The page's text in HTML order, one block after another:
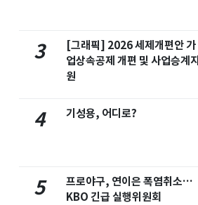
3
[그래픽] 2026 세제개편안 가
업상속공제 개편 및 사업승계지
원
4 기성용, 어디로?
5
프로야구, 연이은 폭염취소…
KBO 긴급 실행위원회